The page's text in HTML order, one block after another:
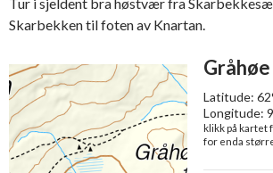
Skarbekken til foten av Knartan.
Gråhøe
Latitude:
Longitude:
klikk på kartet
for enda